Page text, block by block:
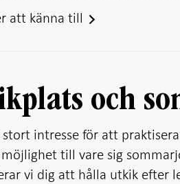
att känna till
och
intresse för att
till vare sig
vi dig att hålla utkik efter